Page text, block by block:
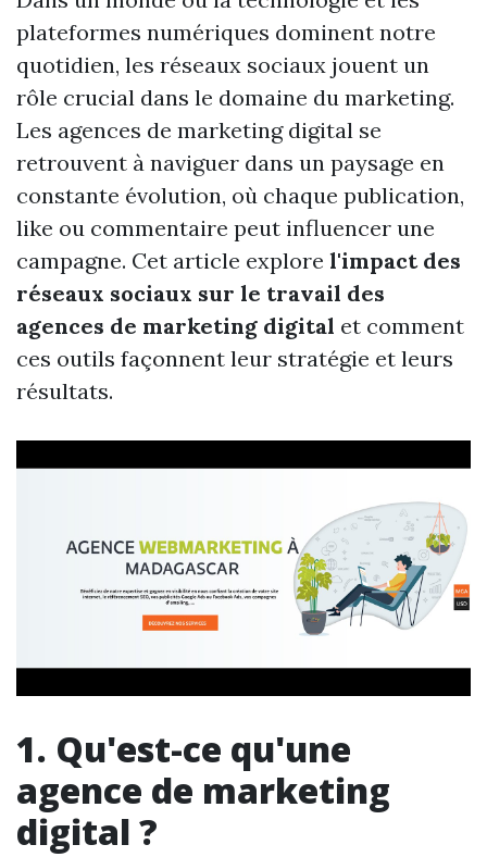
plateformes numériques dominent notre
quotidien, les réseaux sociaux jouent un
rôle crucial dans le domaine du marketing.
Les agences de marketing digital se
retrouvent à naviguer dans un paysage en
constante évolution, où chaque publication,
like ou commentaire peut influencer une
campagne. Cet article explore l'impact des
réseaux sociaux sur le travail des
agences de marketing digital et comment
ces outils façonnent leur stratégie et leurs
résultats.
1. Qu'est-ce qu'une
agence de marketing
digital ?